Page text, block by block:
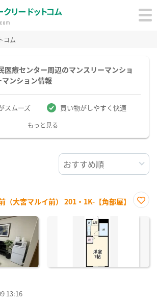
コム
医療センター周辺のマンスリーマンショ
ンション情報
スムーズ 買い物がしやすく快適
もっと見る
（大宮マルイ前） 201・1K-【角部屋】
に入
13:16